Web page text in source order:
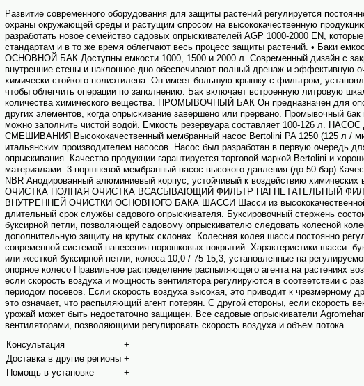
Развитие современного обору­дования для защиты растений регулируется
охраны окружающей среды и растущим спросом на высоко­качественную
разработать новое семейство садовых опрыски­вателей AGP 1000-2000 EN,
стандартам и в то же время облегчают весь процесс защиты растений. • Баки
ОСНОВНОЙ БАК Доступны емкости 1000, 1500 и 2000 л. Современный дизайн с
внутренние стены и наклонное дно обеспечивают полный дренаж и эффективную
химически стойкого полиэтилена. Он имеет большую крышку с фильтром,
чтобы облегчить операции по заполнению. Бак включает встроенную литровую
количества химического вещества. ПРОМЫВОЧНЫЙ БАК Он предназна­чен для
других элементов, когда опрыски­вание завершено или прервано. Промывочный бак
можно заполнить чистой водой. Емкость резервуара составляет 100-126 л.
СМЕШИВАНИЯ Высоко­качественный мембранный насос Bertolini PA 1250 (125 л /
итальянским производителем насосов. Насос был разработан в первую очередь
опрыски­вания. Качество продукции гарантируется торговой маркой Bertolini и
материалами. 3-поршневой мембранный насос высоко­го давления (до 50 бар)
NBR Анодированный алюминиевый корпус, устойчивый к воздействию
ОЧИСТКА ПОЛНАЯ ОЧИСТКА ВСАСЫВАЮЩИЙ ФИЛЬТР НАГНЕТАТЕЛЬНЫЙ
ВНУТРЕННЕЙ ОЧИСТКИ ОСНОВНОГО БАКА ШАССИ Шасси из высоко­качественной
длительный срок службы садового опрыски­вателя. Буксировочный стержень
буксирной петли, позволяющей садовому опрыски­вателю следовать колесной
дополнительную защиту на крутых склонах. Колесная колея шасси постоянно
современной системой нанесения порошковых покрытий. Характеристики шасси:
или жесткой буксирной петли, колеса 10,0 / 75-15,3, установленные на
опорное колесо Правильное распределение распыляющего агента на растениях
если скорость воздуха и мощность вентилятора регулируются в соответствии с
периодом посевов. Если скорость воздуха высокая, это приводит к чрезмерному
это означает, что распыляющий агент потерян. С другой стороны, если скорость
урожай может быть недостаточно защищен. Все садовые опрыски­ватели
вентиляторами, позволяющими регулировать скорость воздуха и объем потока.
Консультация
+
Доставка в другие регионы +
Помощь в установке
+